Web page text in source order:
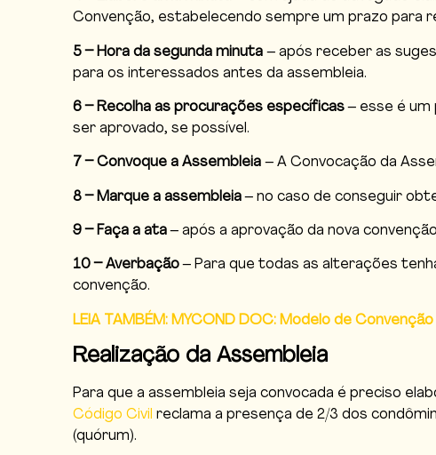
Convenção, estabelecendo sempre um prazo para
5 – Hora da segunda minuta – após receber as
para os interessados antes da assembleia.
6 – Recolha as procurações específicas– esse é
ser aprovado, se possível.
7 – Convoque a Assembleia – A Convocação da
8 – Marque a assembleia– no caso de conseguir
9 – Faça a ata– após a aprovação da nova
10 – Averbação– Para que todas as alterações
convenção.
LEIA TAMBÉM: MYCOND DOC: Modelo de
Realização da Assembleia
Para que a assembleia seja convocada é preciso
Código Civil reclama a presença de 2/3 dos
(quórum).